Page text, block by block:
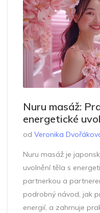
Nuru masáž:
energetické
od Veronika
Nuru masáž je
uvolnění těla s
partnerkou a
podrobný návod, jak
energií, a zahrnuje